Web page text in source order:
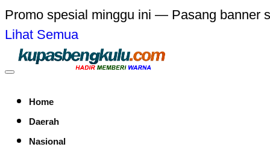
Promo spesial minggu ini — Pasang banner
Lihat Semua
Home
Daerah
Nasional